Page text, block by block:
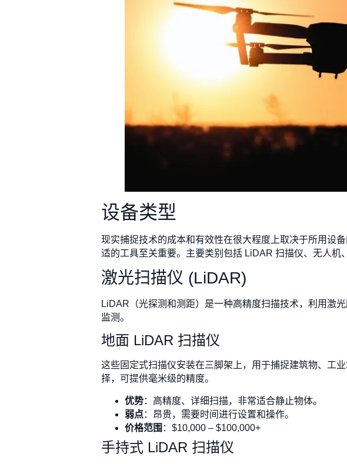
设备类型
现实捕捉技术的成本和有效性在很大程度上取决于所用设
适的工具至关重要。主要类别包括 LiDAR 扫描仪、无人机
激光扫描仪 (LiDAR)
LiDAR（光探测和测距）是一种高精度扫描技术，利用激
监测。
地面 LiDAR 扫描仪
这些固定式扫描仪安装在三脚架上，用于捕捉建筑物、工
择，可提供毫米级的精度。
优势：高精度、详细扫描，非常适合静止物体。
弱点：昂贵，需要时间进行设置和操作。
价格范围 ：$10,000 – $100,000+
手持式 LiDAR 扫描仪